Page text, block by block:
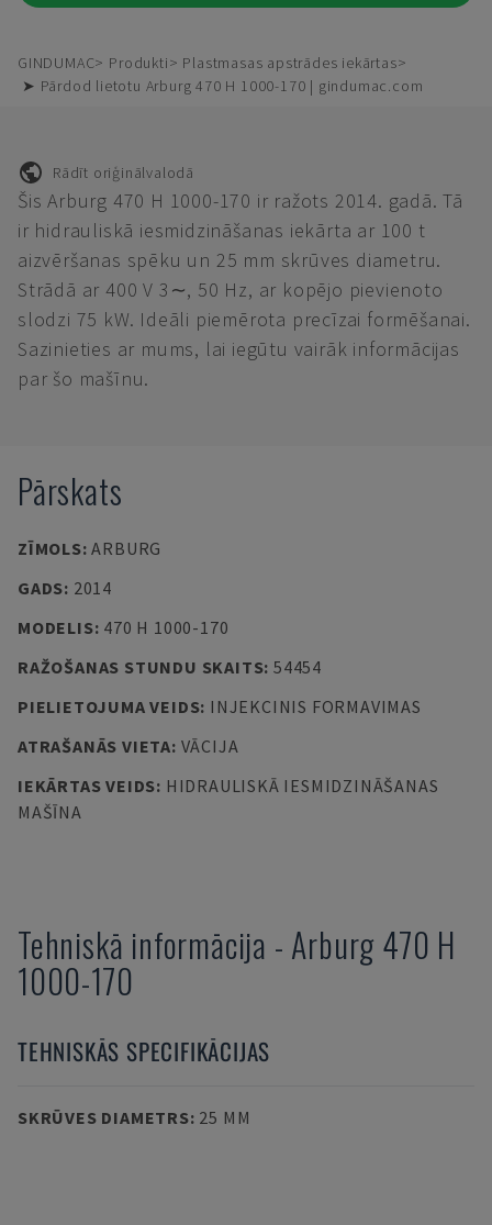
GINDUMAC Produkti
Plastmasas apstrādes iekārtas
➤ Pārdod lietotu Arburg 470 H 1000-170 | gindumac.com
Rādīt oriģinālvalodā
Šis Arburg 470 H 1000-170 ir ražots 2014. gadā. Tā
ir hidrauliskā iesmidzināšanas iekārta ar 100 t
aizvēršanas spēku un 25 mm skrūves diametru.
Strādā ar 400 V 3∼, 50 Hz, ar kopējo pievienoto
slodzi 75 kW. Ideāli piemērota precīzai formēšanai.
Sazinieties ar mums, lai iegūtu vairāk informācijas
par šo mašīnu.
Pārskats
ZĪMOLS:ARBURG
GADS: 2014
MODELIS: 470 H 1000-170
RAŽOŠANAS STUNDU SKAITS: 54454
PIELIETOJUMA VEIDS: INJEKCINIS FORMAVIMAS
ATRAŠANĀS VIETA: VĀCIJA
IEKĀRTAS VEIDS: HIDRAULISKĀ IESMIDZINĀŠANAS
MAŠĪNA
Tehniskā informācija - Arburg470 H
1000-170
TEHNISKĀS SPECIFIKĀCIJAS
SKRŪVES DIAMETRS: 25 MM